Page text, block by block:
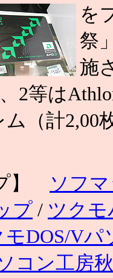
を
祭
施
2等は
（計2,00
】
ソフマ
プ / ツク
モDOS/Vパ
コン工房